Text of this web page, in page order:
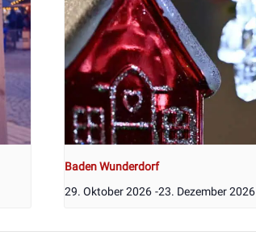
Baden Wunderdorf
29. Oktober 2026 -23. Dezember 2026